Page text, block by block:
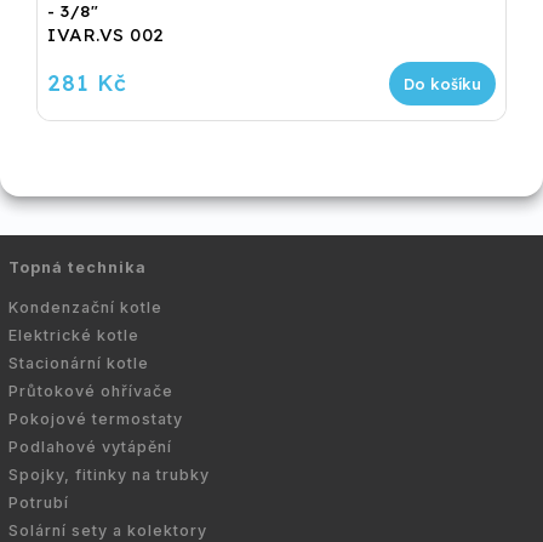
- 3/8"
IVAR.VS 002
281 Kč Do košíku
Topná technika
Kondenzační kotle
Elektrické kotle
Stacionární kotle
Průtokové ohřívače
Pokojové termostaty
Podlahové vytápění
Spojky, fitinky na trubky
Potrubí
Solární sety a kolektory